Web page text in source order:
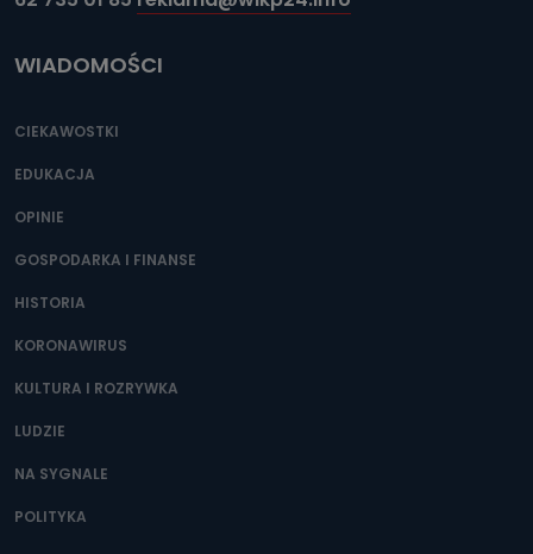
WIADOMOŚCI
CIEKAWOSTKI
EDUKACJA
OPINIE
GOSPODARKA I FINANSE
HISTORIA
KORONAWIRUS
KULTURA I ROZRYWKA
LUDZIE
NA SYGNALE
POLITYKA